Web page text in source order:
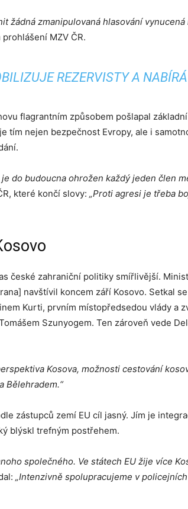
žádná zmanipulovaná hlasování
MZV ČR.
REZERVISTY A
flagrantním způsobem pošlapal
tím nejen bezpečnost Evropy, ale i
do budoucna ohrožen každý jeden člen
které končí slovy: „Proti agresi je třeba
české zahraniční politiky smířlivější.
navštívil koncem září Kosovo. Setkal
Kurti, prvním místopředsedou vlády a
Szunyogem. Ten zároveň vede
Kosova, možnosti cestování
Bělehradem.“
zástupců zemí EU cíl jasný. Jím je
blýskl trefným postřehem.
společného. Ve státech EU žije více
„Intenzivně spolupracujeme v